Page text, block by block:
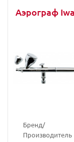
Аэрограф
Бренд/
Производитель